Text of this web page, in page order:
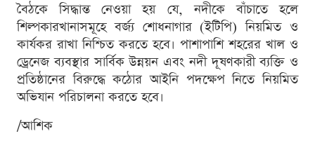
বৈঠকে সিদ্ধান্ত নেওয়া হয় যে, নদীকে বাঁচাতে হলে
শিল্পকারখানাসমূহে বর্জ্য শোধনাগার (ইটিপি) নিয়মিত ও
কার্যকর রাখা নিশ্চিত করতে হবে। পাশাপাশি শহরের খাল ও
ড্রেনেজ ব্যবস্থার সার্বিক উন্নয়ন এবং নদী দূষণকারী ব্যক্তি ও
প্রতিষ্ঠানের বিরুদ্ধে কঠোর আইনি পদক্ষেপ নিতে নিয়মিত
অভিযান পরিচালনা করতে হবে।
/আশিক